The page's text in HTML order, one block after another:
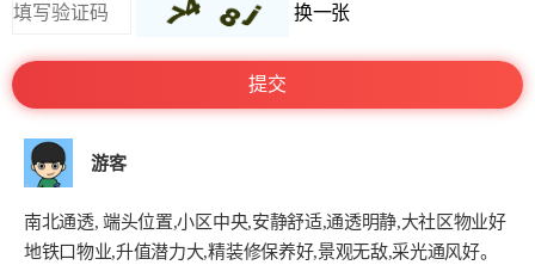
换一张
游客
南北通透, 端头位置,小区中央,安静舒适,通透明静,大社区物业好
地铁口物业,升值潜力大,精装修保养好,景观无敌,采光通风好。